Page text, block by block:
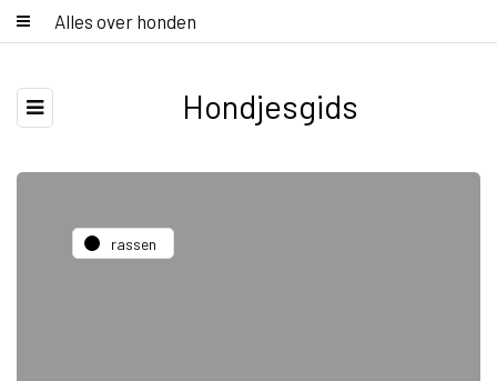
Alles over honden
Hondjesgids
rassen